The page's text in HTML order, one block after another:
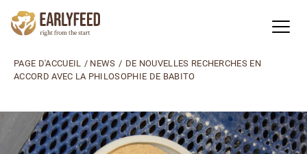
PAGE D'ACCUEIL / NEWS / DE NOUVELLES RECHERCHES EN
ACCORD AVEC LA PHILOSOPHIE DE BABITO